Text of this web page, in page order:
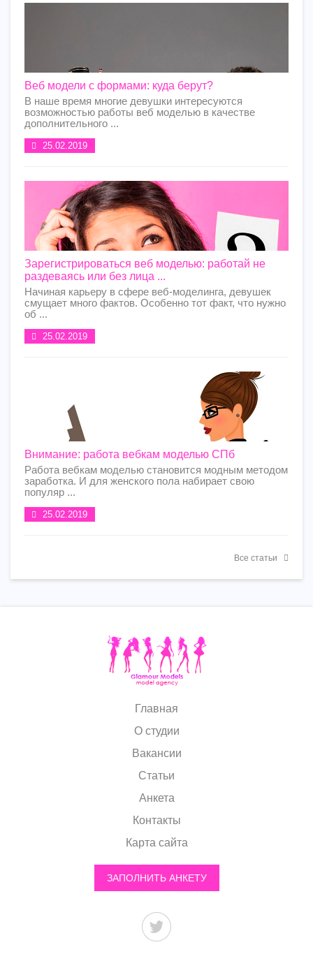
Веб модели с формами: куда берут?
В наше время многие девушки интересуются
возможностью работы веб моделью в качестве
дополнительного ...
25.02.2019
Зарегистрироваться веб моделью: работай не
раздеваясь или без лица ...
Начиная карьеру в сфере веб-моделинга, девушек
смущает много фактов. Особенно тот факт, что нужно
об ...
25.02.2019
Внимание: работа вебкам моделью СПб
Работа вебкам моделью становится модным методом
заработка. И для женского пола набирает свою
популяр ...
25.02.2019
Все статьи
Главная
О студии
Вакансии
Статьи
Анкета
Контакты
Карта сайта
ЗАПОЛНИТЬ АНКЕТУ